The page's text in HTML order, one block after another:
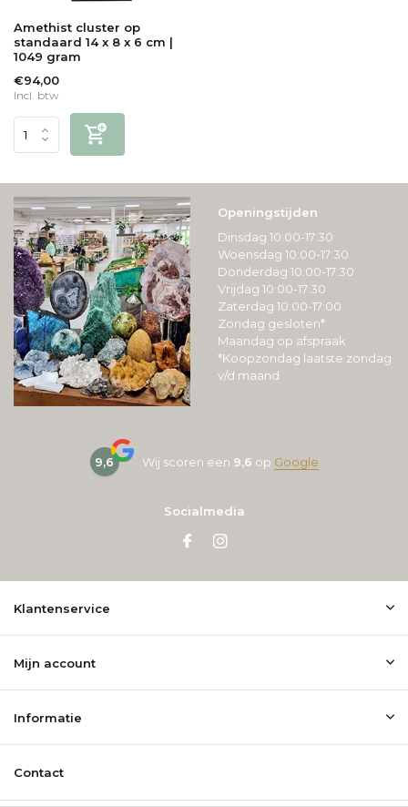
Amethist cluster op
standaard 14 x 8 x 6 cm |
1049 gram
€94,00
Incl. btw
Openingstijden
Dinsdag 10:00-17:30
Woensdag 10:00-17:30
Donderdag 10:00-17:30
Vrijdag 10:00-17:30
Zaterdag 10:00-17:00
Zondag gesloten*
Maandag op afspraak
*Koopzondag laatste zondag
v/d maand
9,6 Wij scoren een 9,6 op Google
Socialmedia
Klantenservice
Mijn account
Informatie
Contact